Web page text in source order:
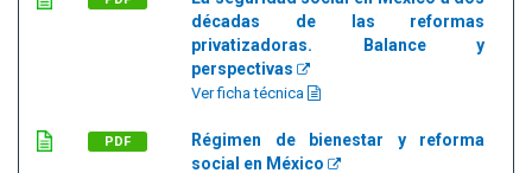
décadas de las reformas
privatizadoras. Balance y
perspectivas
Ver ficha técnica
PDF
Régimen de bienestar y reforma
social en México